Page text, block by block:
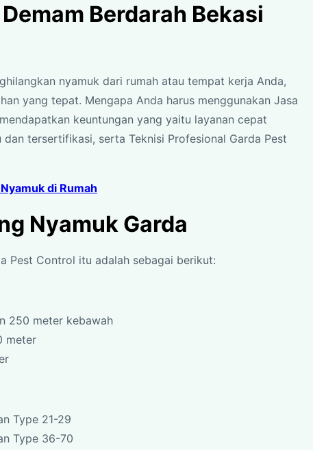
Berdarah Bekasi
nyamuk dari rumah atau tempat kerja Anda,
yang tepat. Mengapa Anda harus menggunakan Jasa
keuntungan yang yaitu layanan cepat
tersertifikasi, serta Teknisi Profesional Garda Pest
di Rumah
Nyamuk Garda
Pest Control itu adalah sebagai berikut:
250 meter kebawah
meter
Type 21-29
Type 36-70